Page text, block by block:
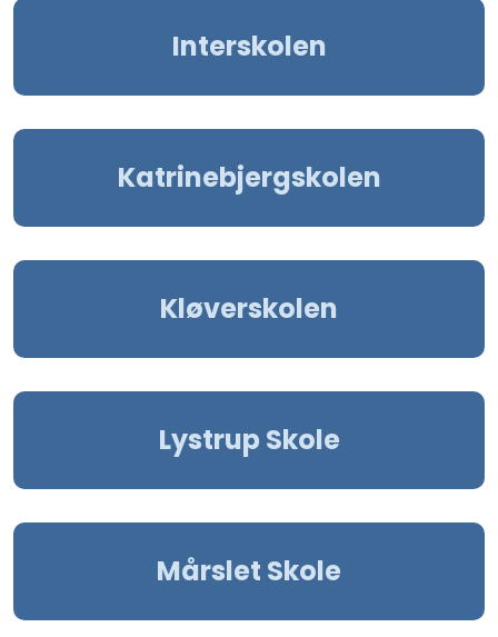
Interskolen
Katrinebjergskolen
Kløverskolen
Lystrup Skole
Mårslet Skole